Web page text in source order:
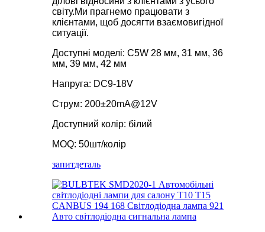
світу.Ми прагнемо працювати з
клієнтами, щоб досягти взаємовигідної
ситуації.
Доступні моделі: C5W 28 мм, 31 мм, 36
мм, 39 мм, 42 мм
Напруга: DC9-18V
Струм: 200±20mA@12V
Доступний колір: білий
MOQ: 50шт/колір
запитдеталь